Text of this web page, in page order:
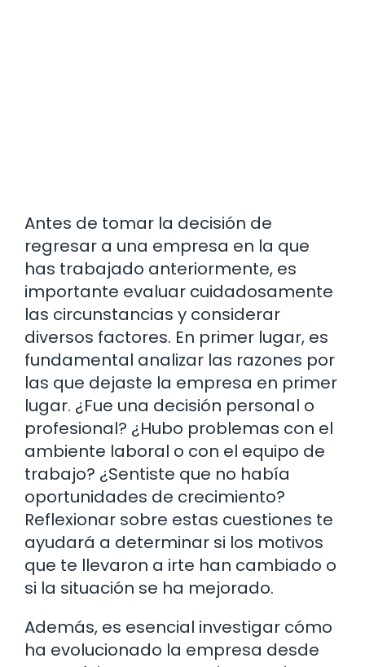
Antes de tomar la decisión de
regresar a una empresa en la que
has trabajado anteriormente, es
importante evaluar cuidadosamente
las circunstancias y considerar
diversos factores. En primer lugar, es
fundamental analizar las razones por
las que dejaste la empresa en primer
lugar. ¿Fue una decisión personal o
profesional? ¿Hubo problemas con el
ambiente laboral o con el equipo de
trabajo? ¿Sentiste que no había
oportunidades de crecimiento?
Reflexionar sobre estas cuestiones te
ayudará a determinar si los motivos
que te llevaron a irte han cambiado o
si la situación se ha mejorado.
Además, es esencial investigar cómo
ha evolucionado la empresa desde